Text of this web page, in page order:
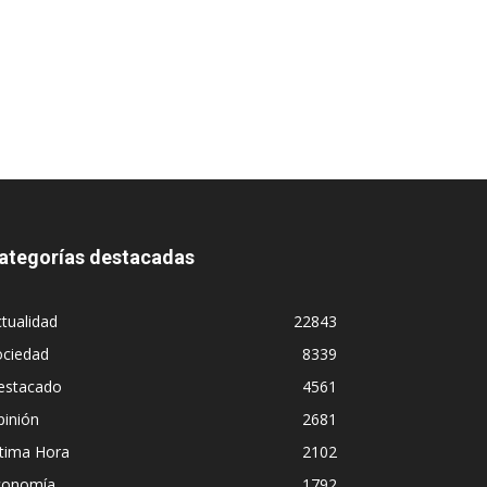
destacadas
22843
8339
4561
2681
Hora
2102